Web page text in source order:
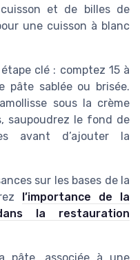
et de billes de
une cuisson à blanc
clé : comptez 15 à
pâte sablée ou brisée.
sous la crème
saupoudrez le fond de
avant d’ajouter la
sur les bases de la
l’importance de la
la restauration
pâte, associée à une